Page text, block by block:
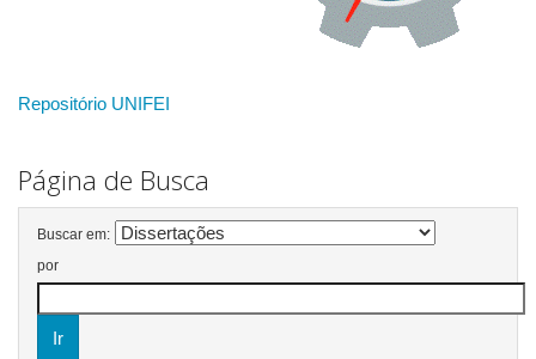
Repositório UNIFEI
Página de Busca
Buscar em:
por